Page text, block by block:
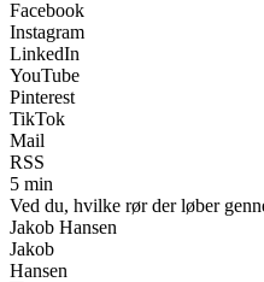
Facebook
Instagram
LinkedIn
YouTube
Pinterest
TikTok
Mail
RSS
5 min
Ved du, hvilke rør der løber
Jakob Hansen
Jakob
Hansen